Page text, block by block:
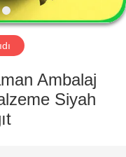
Ambalaj
Siyah